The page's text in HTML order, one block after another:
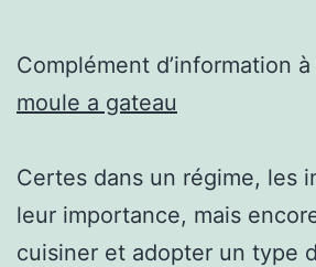
Complément d’information
moule a gateau
Certes dans un régime, les
leur importance, mais
cuisiner et adopter un type